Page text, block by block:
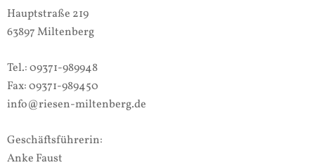
Hauptstraße 219
63897 Miltenberg
Tel.: 09371-989948
Fax: 09371-989450
info@riesen-miltenberg.de
Geschäftsführerin:
Anke Faust